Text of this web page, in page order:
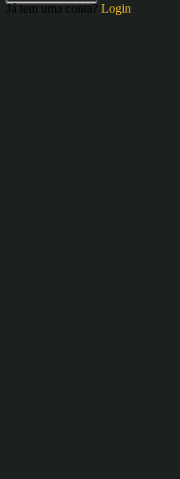
Já tem uma conta? Login